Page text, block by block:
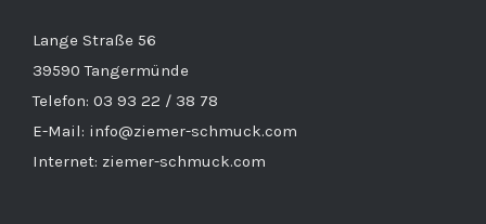
Lange Straße 56
39590 Tangermünde
Telefon: 03 93 22 / 38 78
E-Mail: info@ziemer-schmuck.com
Internet: ziemer-schmuck.com